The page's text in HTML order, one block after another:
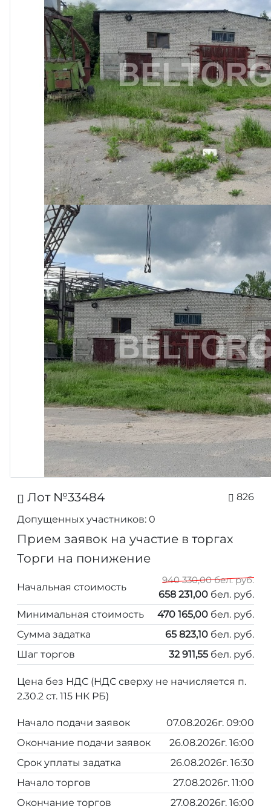
Лот №33484
826
Допущенных участников: 0
Прием заявок на участие в торгах
Торги на понижение
Начальная стоимость
940 330,00 бел. руб.
658 231,00 бел. руб.
Минимальная стоимость
470 165,00 бел. руб.
Сумма задатка
65 823,10 бел. руб.
Шаг торгов
32 911,55 бел. руб.
Цена без НДС (НДС сверху не начисляется п.
2.30.2 ст. 115 НК РБ)
Начало подачи заявок
07.08.2026г. 09:00
Окончание подачи заявок
26.08.2026г. 16:00
Срок уплаты задатка
26.08.2026г. 16:30
Начало торгов
27.08.2026г. 11:00
Окончание торгов
27.08.2026г. 16:00